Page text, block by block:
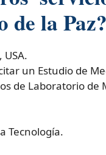
de la Paz?
un Estudio de
de Laboratorio de
Tecnología.